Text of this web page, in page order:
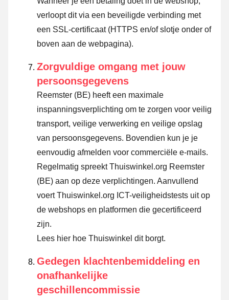
verloopt dit via een beveiligde verbinding met
een SSL-certificaat (HTTPS en/of slotje onder of
boven aan de webpagina).
Zorgvuldige omgang met jouw
persoonsgegevens
Reemster (BE) heeft een maximale
inspanningsverplichting om te zorgen voor veilig
transport, veilige verwerking en veilige opslag
van persoonsgegevens. Bovendien kun je je
eenvoudig afmelden voor commerciële e-mails.
Regelmatig spreekt Thuiswinkel.org Reemster
(BE) aan op deze verplichtingen. Aanvullend
voert Thuiswinkel.org ICT-veiligheidstests uit op
de webshops en platformen die gecertificeerd
zijn.
Lees hier hoe Thuiswinkel dit borgt.
Gedegen klachtenbemiddeling en
onafhankelijke
geschillencommissie